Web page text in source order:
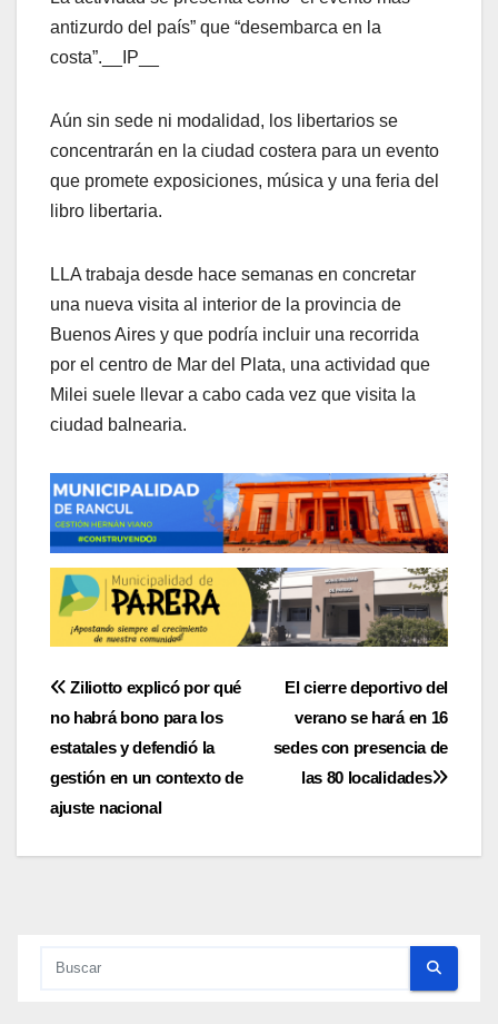
antizurdo del país” que “desembarca en la
costa”.__IP__
Aún sin sede ni modalidad, los libertarios se
concentrarán en la ciudad costera para un evento
que promete exposiciones, música y una feria del
libro libertaria.
LLA trabaja desde hace semanas en concretar
una nueva visita al interior de la provincia de
Buenos Aires y que podría incluir una recorrida
por el centro de Mar del Plata, una actividad que
Milei suele llevar a cabo cada vez que visita la
ciudad balnearia.
Navegación
de
entradas
El cierre deportivo del
verano se hará en 16
sedes con presencia de
las 80 localidades
Ziliotto explicó por qué
no habrá bono para los
estatales y defendió la
gestión en un contexto de
ajuste nacional